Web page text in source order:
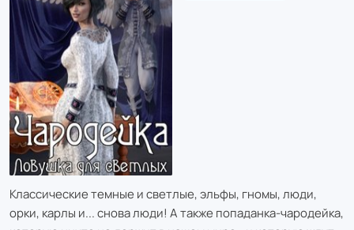
Классические темные и светлые, эльфы, гномы, люди,
орки, карлы и... снова люди! А также попаданка-чародейка,